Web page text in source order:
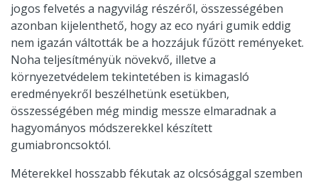
jogos felvetés a nagyvilág részéről, összességében
azonban kijelenthető, hogy az eco nyári gumik eddig
nem igazán váltották be a hozzájuk fűzött reményeket.
Noha teljesítményük növekvő, illetve a
környezetvédelem tekintetében is kimagasló
eredményekről beszélhetünk esetükben,
összességében még mindig messze elmaradnak a
hagyományos módszerekkel készített
gumiabroncsoktól.
Méterekkel hosszabb fékutak az olcsósággal szemben